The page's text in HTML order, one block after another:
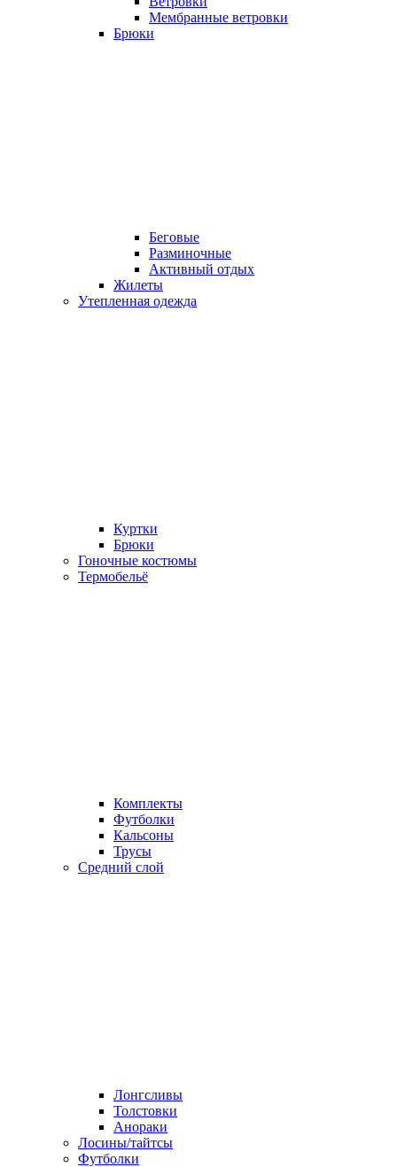
Мембранные ветровки
Брюки
Беговые
Разминочные
Активный отдых
Жилеты
Утепленная одежда
Куртки
Брюки
Гоночные костюмы
Термобельё
Комплекты
Футболки
Кальсоны
Трусы
Средний слой
Лонгсливы
Толстовки
Анораки
Лосины/тайтсы
Футболки